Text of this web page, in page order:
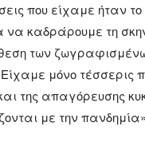
που είχαμε ήταν
καδράρουμε τη
των
μόνο
της απαγόρευσης
με την